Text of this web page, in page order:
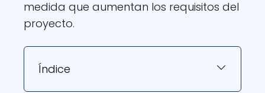
medida que aumentan los requisitos del
proyecto.
Índice